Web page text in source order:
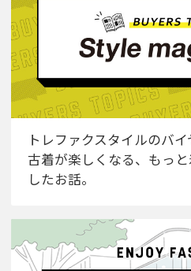
トレファクスタイルのバイ
古着が楽しくなる、もっ
したお話。